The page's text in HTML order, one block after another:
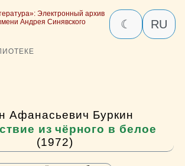
Электронный архив
Андрея Синявского
☾ RU
Афанасьевич Буркин
из чёрного в белое
(1972)